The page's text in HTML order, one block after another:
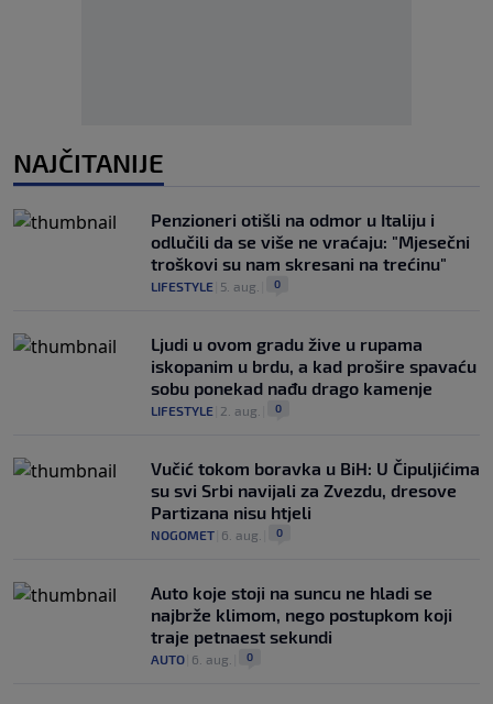
NAJČITANIJE
Penzioneri otišli na odmor u Italiju i
odlučili da se više ne vraćaju: "Mjesečni
troškovi su nam skresani na trećinu"
LIFESTYLE 5. aug. 0
Ljudi u ovom gradu žive u rupama
iskopanim u brdu, a kad prošire spavaću
sobu ponekad nađu drago kamenje
LIFESTYLE 2. aug. 0
Vučić tokom boravka u BiH: U Čipuljićima
su svi Srbi navijali za Zvezdu, dresove
Partizana nisu htjeli
NOGOMET 6. aug. 0
Auto koje stoji na suncu ne hladi se
najbrže klimom, nego postupkom koji
traje petnaest sekundi
AUTO 6. aug. 0